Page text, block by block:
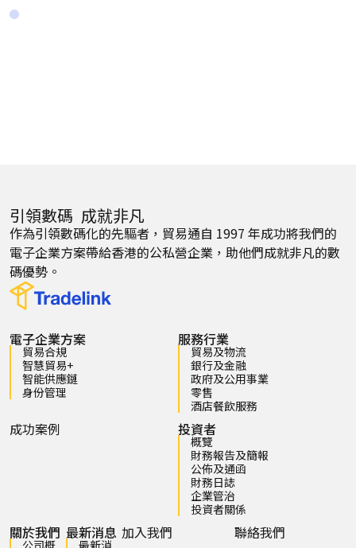
引領數碼 成就非凡
作為引領數碼化的先驅者，貿易通自 1997 年成功將我們的
電子企業方案帶給香港的公私營企業，助他們成就非凡的數
碼優勢。
電子企業方案
貿易合規
智慧貿易+
智能供應鏈
身份管理
服務行業
貿易及物流
銀行及金融
政府及公用事業
零售
酒店餐飲服務
成功案例 投資者
概覽
財務報告及簡報
公佈及通函
財務日誌
企業管治
投資者關係
關於我們
公司概
最新消息
最新消
加入我們 聯絡我們